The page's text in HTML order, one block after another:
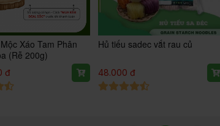
Xáo Tam Phân
(Rễ 200g)
đ
Hủ tiếu sadec vắt rau củ
48.000 đ